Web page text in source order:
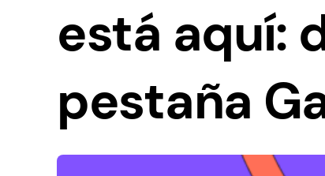
está aquí:
pestaña